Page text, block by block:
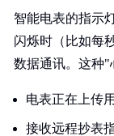
智能电表的指示
闪烁时（比如每
数据通讯。这种"
电表正在上传
接收远程抄表